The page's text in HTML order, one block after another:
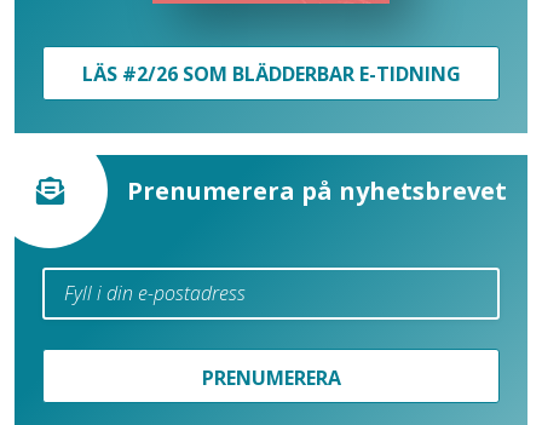
LÄS #2/26 SOM BLÄDDERBAR E-TIDNING
Prenumerera på nyhetsbrevet
PRENUMERERA